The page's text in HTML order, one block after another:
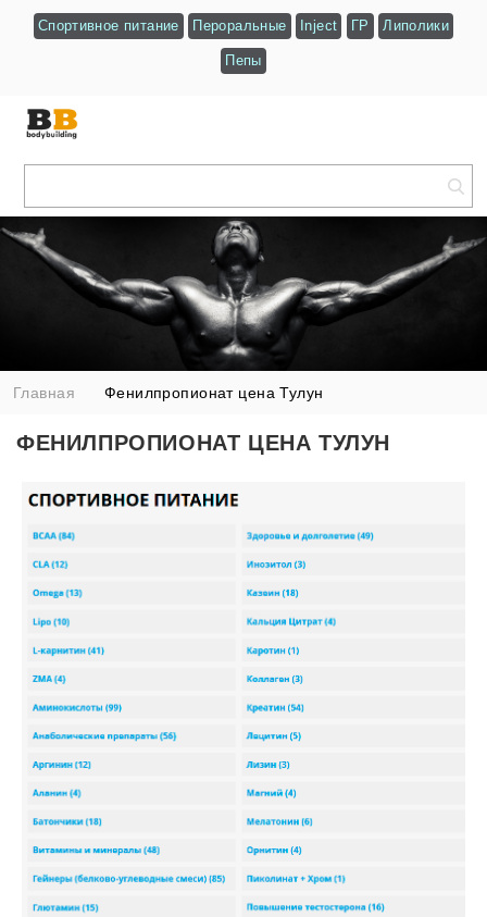
Спортивное питание Пероральные Inject ГР Липолики
Пепы
Главная Фенилпропионат цена Тулун
ФЕНИЛПРОПИОНАТ ЦЕНА ТУЛУН